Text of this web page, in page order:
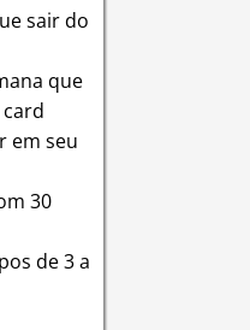
sair do
que
em seu
30
de 3 a